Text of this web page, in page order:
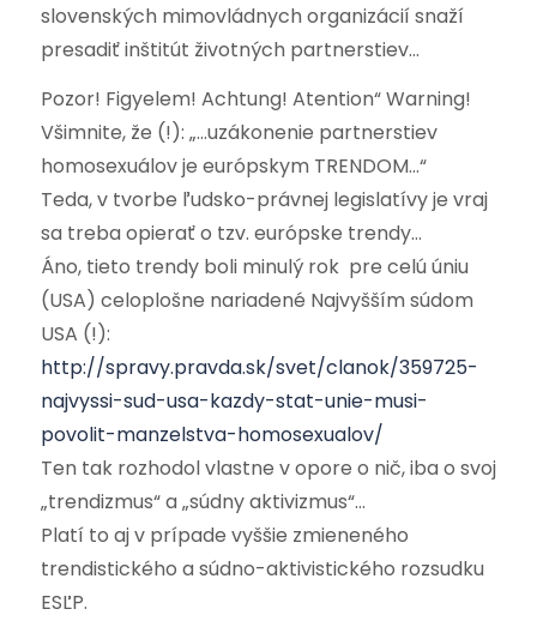
slovenských mimovládnych organizácií snaží
presadiť inštitút životných partnerstiev…
Pozor! Figyelem! Achtung! Atention“ Warning!
Všimnite, že (!): „…uzákonenie partnerstiev
homosexuálov je európskym TRENDOM…“
Teda, v tvorbe ľudsko-právnej legislatívy je vraj
sa treba opierať o tzv. európske trendy…
Áno, tieto trendy boli minulý rok pre celú úniu
(USA) celoplošne nariadené Najvyšším súdom
USA (!):
http://spravy.pravda.sk/svet/clanok/359725-
najvyssi-sud-usa-kazdy-stat-unie-musi-
povolit-manzelstva-homosexualov/
Ten tak rozhodol vlastne v opore o nič, iba o svoj
„trendizmus“ a „súdny aktivizmus“…
Platí to aj v prípade vyššie zmieneného
trendistického a súdno-aktivistického rozsudku
ESĽP.